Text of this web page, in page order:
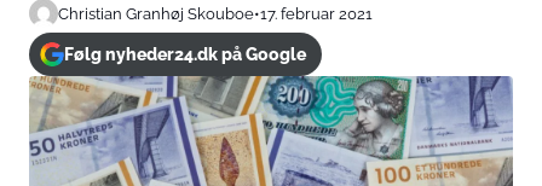
Christian Granhøj Skouboe•17. februar 2021
Følg nyheder24.dk på Google